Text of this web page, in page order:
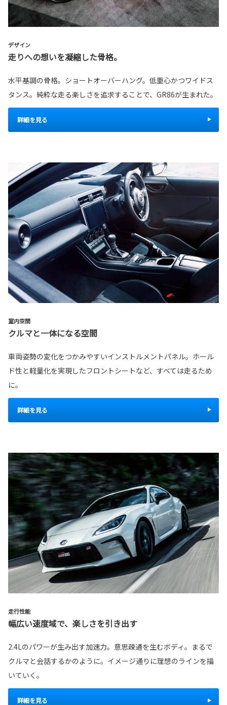
デザイン
走りへの想いを凝縮した骨格。
水平基調の骨格。ショートオーバーハング。低重心かつワイドス
タンス。純粋な走る楽しさを追求することで、GR86が生まれた。
詳細を見る
室内空間
クルマと一体になる空間
車両姿勢の変化をつかみやすいインストルメントパネル。ホール
ド性と軽量化を実現したフロントシートなど、すべては走るため
に。
詳細を見る
走行性能
幅広い速度域で、楽しさを引き出す
2.4Lのパワーが生み出す加速力。意思疎通を生むボディ。まるで
クルマと会話するかのように。イメージ通りに理想のラインを描
いていく。
詳細を見る